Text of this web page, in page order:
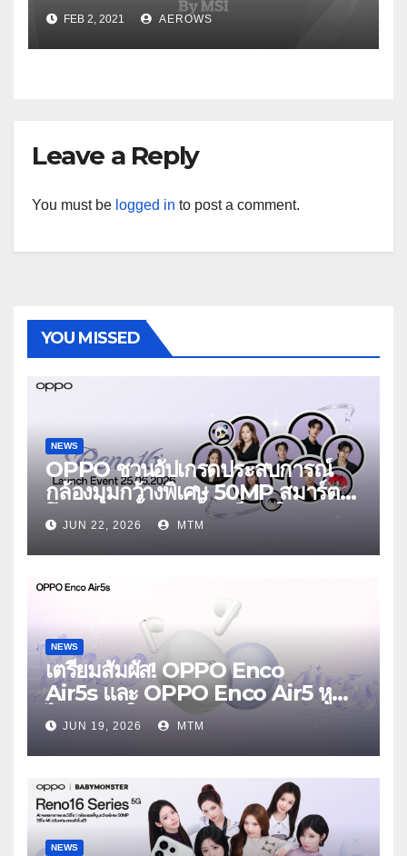
FEB 2, 2021 AEROWS
Leave a Reply
You must be logged in to post a comment.
YOU MISSED
NEWS
OPPO ชวนอัปเกรดประสบการณ์
กล้องมุมกว้างพิเศษ 50MP สมาร์ต
โฟนเพื่อนซี้ เทรนดี้ทุกช็อต ใน
งาน OPPO Reno16 Series 5G
Launch Event 25 มิถุนายนนี้
JUN 22, 2026 MTM
NEWS
เตรียมสัมผัส! OPPO Enco
Air5s และ OPPO Enco Air5 หูฟัง
ไร้สายรุ่นใหม่ล่าสุด มาพร้อมระบบ
ตัดเสียงรบกวน เบาสบายเหมือนไม่ได้
ใส่
JUN 19, 2026 MTM
NEWS